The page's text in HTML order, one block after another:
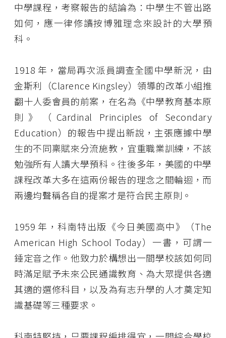
中學課程，考察報告的結論為：中學生不管出路
如何，應一律修讀按博雅理念來設計的大學預
科。
1918 年，當局再次派員調查全國中學新況，由
金斯利（Clarence Kingsley）領導的改革小組推
翻十人委會員的前案，在名為《中學教育基本原
則》（Cardinal Principles of Secondary
Education）的報告中提出新說，主張應據中學
生的不同稟賦來分流施教，宜重職業訓練，不該
勉強所有人讀大學預科。往後多年，美國的中學
課程改革大多在這兩份報告的理念之間輪迴，而
兩邊均聲稱各自的提案才是符合民主原則。
1959 年，科南特出版《今日美國高中》（The
American High School Today）一書，可謂一
錘定音之作。他致力於構想出一間學校該如何同
時滿足賦予未來公民通識教育、為大眾提供各適
其適的選修科目，以及為有志升學的人才奠定知
識基礎等三種要求。